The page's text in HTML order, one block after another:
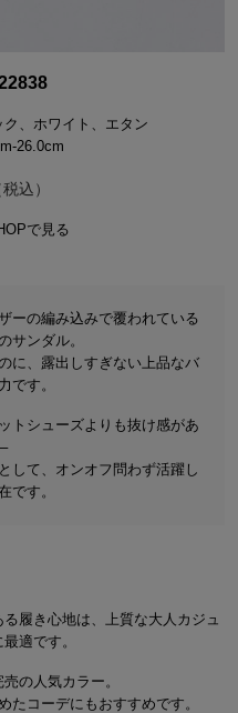
、ホワイト、エタン
26.0cm
込）
で見る
ーの編み込みで覆われている
サンダル。
に、露出しすぎない上品なバ
です。
トシューズよりも抜け感があ
して、オンオフ問わず活躍し
です。
履き心地は、上質な大人カジュ
適です。
の人気カラー。
たコーデにもおすすめです。